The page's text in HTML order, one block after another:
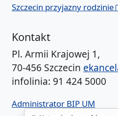
Szczecin przyjazny rodzinie
Kontakt
Pl. Armii Krajowej 1,
70-456 Szczecin
infolinia: 91 424 5000
Administrator BIP UM